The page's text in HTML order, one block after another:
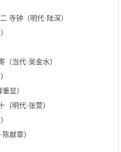
寺钟（明代·陆深）
当代·吴金水）
显）
明代·张萱）
献章）